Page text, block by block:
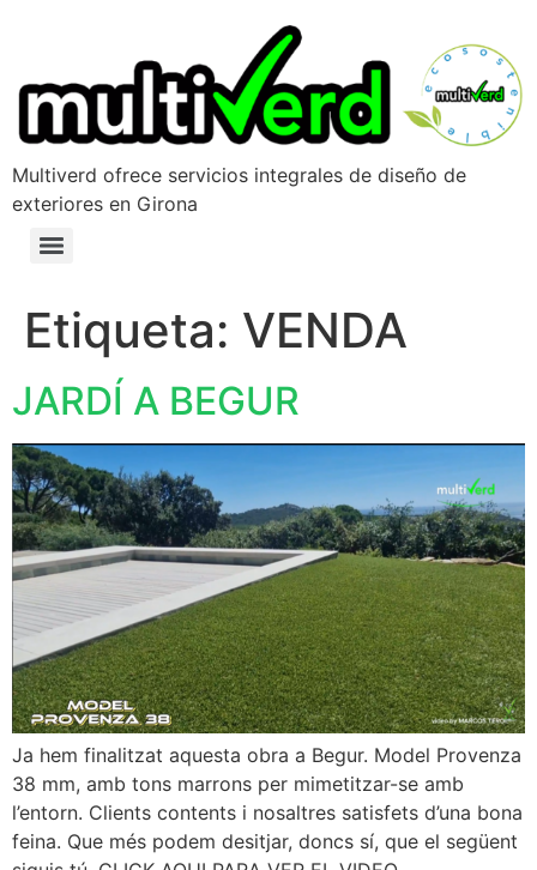
Multiverd ofrece servicios integrales de diseño de
exteriores en Girona
Etiqueta: VENDA
JARDÍ A BEGUR
Ja hem finalitzat aquesta obra a Begur. Model Provenza
38 mm, amb tons marrons per mimetitzar-se amb
l’entorn. Clients contents i nosaltres satisfets d’una bona
feina. Que més podem desitjar, doncs sí, que el següent